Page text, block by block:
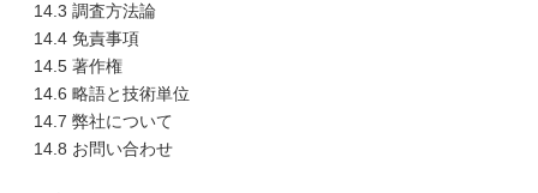
14.3 調査方法論
14.4 免責事項
14.5 著作権
14.6 略語と技術単位
14.7 弊社について
14.8 お問い合わせ